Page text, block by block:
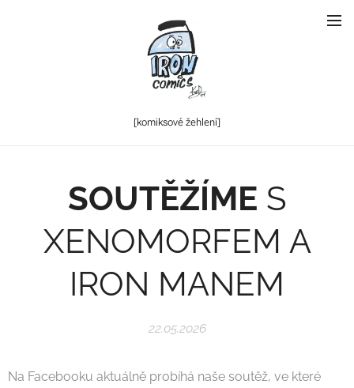
[komiksové žehlení]
SOUTĚŽÍME S
XENOMORFEM A
IRON MANEM
22.05.2026
Na Facebooku aktuálně probíhá naše soutěž, ve které